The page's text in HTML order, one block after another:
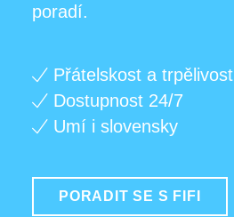
poradí.
Přátelskost a trpělivost
Dostupnost 24/7
Umí i slovensky
PORADIT SE S FIFI